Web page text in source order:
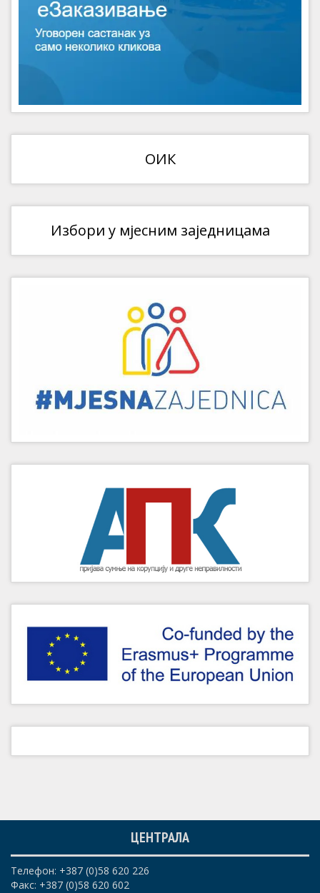
ОИК
Избори у мјесним заједницама
ЦЕНТРАЛА
Телефон: +387 (0)58 620 226
Факс: +387 (0)58 620 602